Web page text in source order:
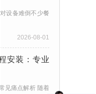
设备难倒不少餐
2026-08-01
安装：专业
见痛点解析 随着